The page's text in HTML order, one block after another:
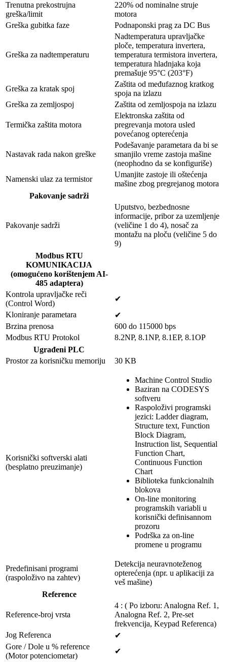
Trenutna prekostrujna
greška/limit
220% od nominalne struje
motora
Greška gubitka faze
Podnaponski prag za DC Bus
Greška za nadtemperaturu
Nadtemperatura upravljačke
ploče, temperatura invertera,
temperatura termistora invertera,
temperatura hladnjaka koja
premašuje 95°C (203°F)
Greška za kratak spoj
Zaštita od međufaznog kratkog
spoja na izlazu
Greška za zemljospoj
Zaštita od zemljospoja na izlazu
Termička zaštita motora
Elektronska zaštita od
pregrevanja motora usled
povećanog opterećenja
Nastavak rada nakon greške
Podešavanje parametara da bi se
smanjilo vreme zastoja mašine
(neophodno da se konfiguriše)
Namenski ulaz za termistor
Umanjite zastoje ili oštećenja
mašine zbog pregrejanog motora
Pakovanje sadrži
Pakovanje sadrži
Uputstvo, bezbednosne
informacije, pribor za uzemljenje
(veličine 1 do 4), nosač za
montažu na ploču (veličine 5 do
9)
Modbus RTU
KOMUNIKACIJA
(omogućeno korištenjem AI-
485 adaptera)
Kontrola upravljačke reči
(Control Word)
✔
Kloniranje parametara
✔
Brzina prenosa
600 do 115000 bps
Modbus RTU Protokol
8.2NP, 8.1NP, 8.1EP, 8.1OP
Ugrađeni PLC
Prostor za korisničku memoriju
30 KB
Korisnički softverski alati
(besplatno preuzimanje)
Machine Control Studio
Baziran na CODESYS
softveru
Raspoloživi programski
jezici: Ladder diagram,
Structure text, Function
Block Diagram,
Instruction list, Sequential
Function Chart,
Continuous Function
Chart
Biblioteka funkcionalnih
blokova
On-line monitoring
programskih variabli u
korisnički definisannom
prozoru
Podrška za on-line
promene u programu
Predefinisani programi
(raspoloživo na zahtev)
Detekcija neuravnoteženog
opterećenja (npr. u aplikaciji za
veš mašine)
Reference
Reference-broj vrsta
4 : ( Po izboru: Analogna Ref. 1,
Analogna Ref. 2, Pre-set
frekvencija, Keypad Referenca)
Jog Referenca
✔
Gore / Dole u % reference
(Motor potenciometar)
✔